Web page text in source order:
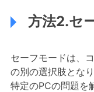
方法2.セ
セーフモードは、
の別の選択肢とな
特定のPCの問題を